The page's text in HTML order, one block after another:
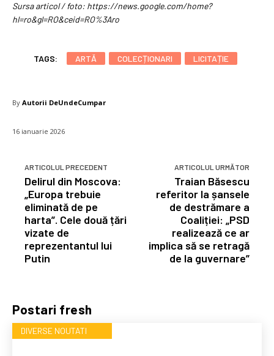
Postari fresh
DIVERSE NOUTATI
Sursa articol / foto: https://news.google.com/home?
hl=ro&gl=RO&ceid=RO%3Aro
TAGS: ARTĂ COLECȚIONARI LICITAȚIE
By Autorii DeUndeCumpar
16 ianuarie 2026
ARTICOLUL PRECEDENT
Delirul din Moscova:
„Europa trebuie
eliminată de pe
harta”. Cele două țări
vizate de
reprezentantul lui
Putin
ARTICOLUL URMĂTOR
Traian Băsescu
referitor la șansele
de destrămare a
Coaliției: „PSD
realizează ce ar
implica să se retragă
de la guvernare”